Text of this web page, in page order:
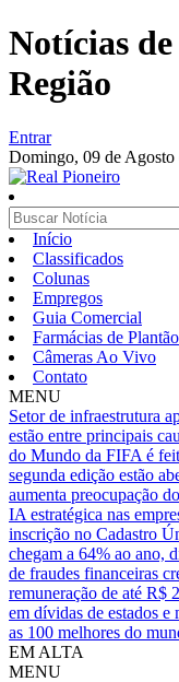
Notícias
Região
Entrar
Domingo, 09 de Agosto
Início
Classificados
Colunas
Empregos
Guia Comercial
Farmácias de Plantão
Câmeras Ao Vivo
Contato
MENU
Setor de infraestrutura
estão entre principais
do Mundo da FIFA é
segunda edição estão
aumenta preocupação
IA estratégica nas
inscrição no Cadastro
chegam a 64% ao ano,
de fraudes financeiras
remuneração de até R$
em dívidas de estados e
as 100 melhores do
EM ALTA
MENU